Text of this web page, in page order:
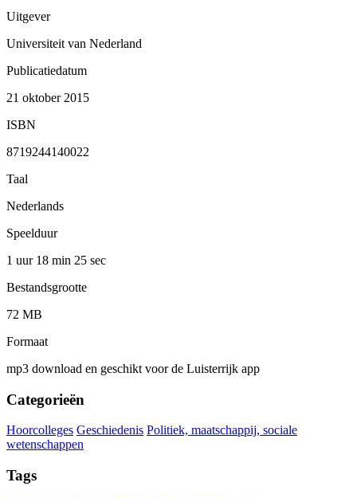
Uitgever
Universiteit van Nederland
Publicatiedatum
21 oktober 2015
ISBN
8719244140022
Taal
Nederlands
Speelduur
1 uur 18 min 25 sec
Bestandsgrootte
72 MB
Formaat
mp3 download en geschikt voor de Luisterrijk app
Categorieën
Hoorcolleges Geschiedenis Politiek, maatschappij, sociale
wetenschappen
Tags